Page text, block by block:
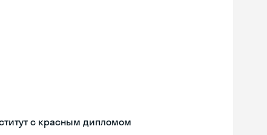
с красным дипломом